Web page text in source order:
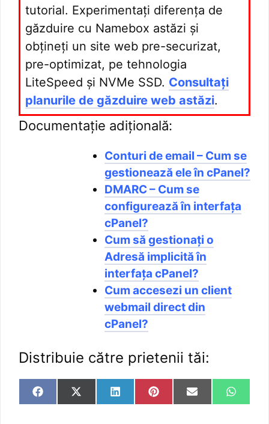
tutorial. Experimentați diferența de
găzduire cu Namebox astăzi și
obțineți un site web pre-securizat,
pre-optimizat, pe tehnologia
LiteSpeed și NVMe SSD. Consultați
planurile de găzduire web astăzi.
Documentație adițională:
Conturi de email – Cum se
gestionează ele în cPanel?
DMARC – Cum se
configurează în interfața
cPanel?
Cum să gestionați o
Adresă implicită în
interfața cPanel?
Cum accesezi un client
webmail direct din
cPanel?
Distribuie către prietenii tăi: